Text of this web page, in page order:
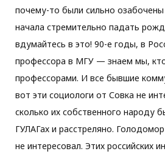
почему-то были сильно
начала стремительно падать
вдумайтесь в это! 90-е годы, в
профессора в МГУ — знаем мы,
профессорами. И все бывшие
вот эти социологи от Совка не
сколько их собственного народу
ГУЛАГах и расстреляно.
не интересовал. Этих российских